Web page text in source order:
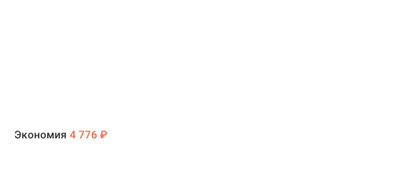
Экономия 4 776 ₽